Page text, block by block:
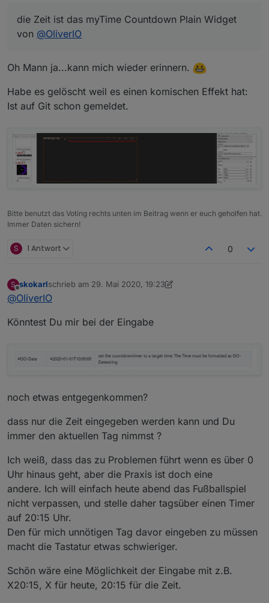
weil ich auch gerne als Timer heute 20:15 (Tatort :-))
einstellen möchte. Jedenfalls setze ich über das
Somit kann ich beliebig viele Timer bedienen.
die Zeit ist das myTime Countdown Plain Widget
von @OliverIO
Oh Mann ja...kann mich wieder erinnern.
Habe es gelöscht weil es einen komischen Effekt hat:
Ist auf Git schon gemeldet.
Bitte benutzt das Voting rechts unten im Beitrag wenn er euch geholfen hat.
Immer Daten sichern!
S 1 Antwort 0
S
Offline
skokarlschrieb am 29. Mai 2020, 19:23
zuletzt editiert von skokarl
@OliverIO
Könntest Du mir bei der Eingabe
noch etwas entgegenkommen?
dass nur die Zeit eingegeben werden kann und Du
immer den aktuellen Tag nimmst ?
Ich weiß, dass das zu Problemen führt wenn es über 0
Uhr hinaus geht, aber die Praxis ist doch eine
andere. Ich will einfach heute abend das Fußballspiel
nicht verpassen, und stelle daher tagsüber einen Timer
auf 20:15 Uhr.
Den für mich unnötigen Tag davor eingeben zu müssen
macht die Tastatur etwas schwieriger.
Schön wäre eine Möglichkeit der Eingabe mit z.B.
X20:15, X für heute, 20:15 für die Zeit.